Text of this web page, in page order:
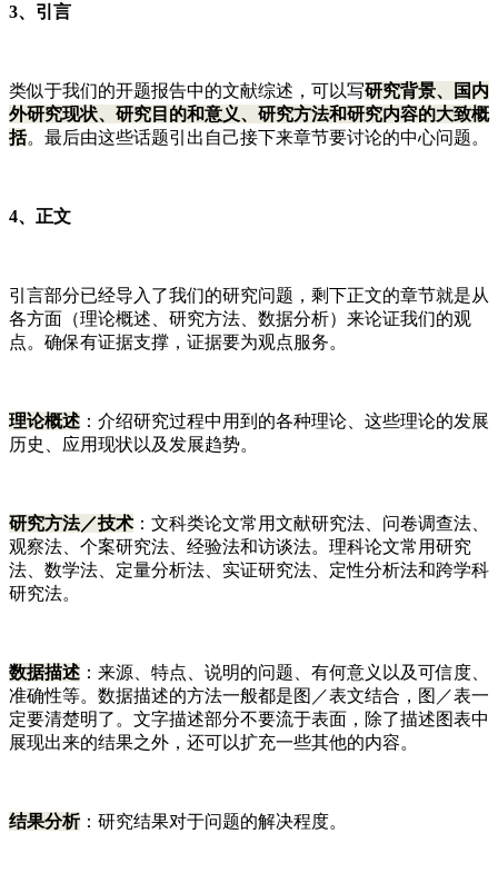
3、引言
类似于我们的开题报告中的文献综述，可以写研究背景、国内
外研究现状、研究目的和意义、研究方法和研究内容的大致概
括。最后由这些话题引出自己接下来章节要讨论的中心问题。
4、正文
引言部分已经导入了我们的研究问题，剩下正文的章节就是从
各方面（理论概述、研究方法、数据分析）来论证我们的观
点。确保有证据支撑，证据要为观点服务。
理论概述 ：介绍研究过程中用到的各种理论、这些理论的发展
历史、应用现状以及发展趋势。
研究方法／技术 ：文科类论文常用文献研究法、问卷调查法、
观察法、个案研究法、经验法和访谈法。理科论文常用研究
法、数学法、定量分析法、实证研究法、定性分析法和跨学科
研究法。
数据描述 ：来源、特点、说明的问题、有何意义以及可信度、
准确性等。数据描述的方法一般都是图／表文结合，图／表一
定要清楚明了。文字描述部分不要流于表面，除了描述图表中
展现出来的结果之外，还可以扩充一些其他的内容。
结果分析：研究结果对于问题的解决程度。